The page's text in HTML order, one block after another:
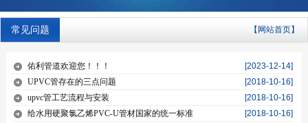
常见问题 【网站首页】
[2023-12-14]
佑利管道欢迎您！！！
[2018-10-16]
UPVC管存在的三点问题
[2018-10-16]
upvc管工艺流程与安装
[2018-10-16]
给水用硬聚氯乙烯PVC-U管材国家的统一标准